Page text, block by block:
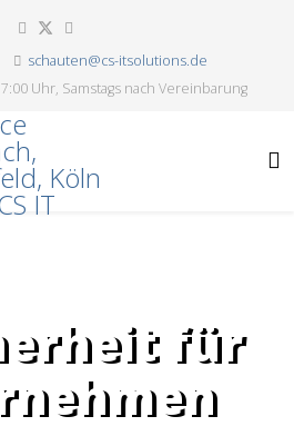
schauten@cs-itsolutions.de
Uhr, Samstags nach Vereinbarung
für